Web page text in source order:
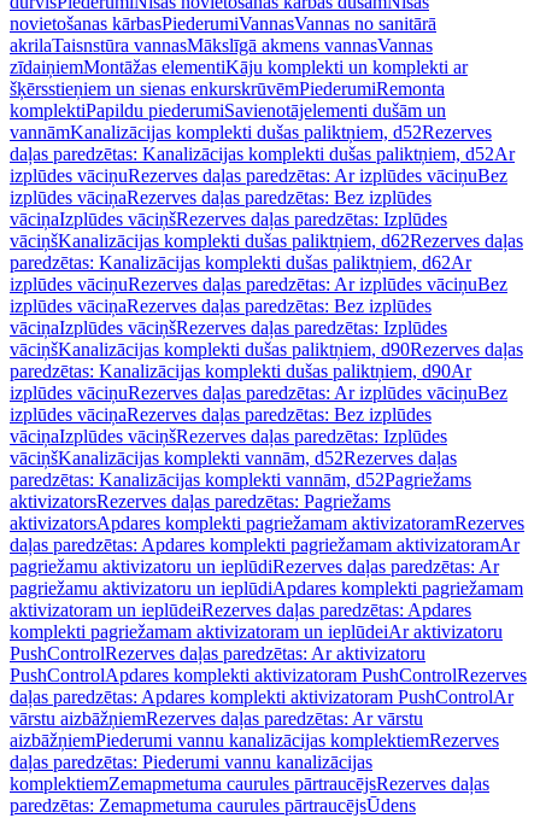
novietošanas kārbasPiederumiVannasVannas no sanitārā
akrilaTaisnstūra vannasMākslīgā akmens vannasVannas
zīdaiņiemMontāžas elementiKāju komplekti un komplekti ar
šķērsstieņiem un sienas enkurskrūvēmPiederumiRemonta
komplektiPapildu piederumiSavienotājelementi dušām un
vannāmKanalizācijas komplekti dušas paliktņiem, d52Rezerves
daļas paredzētas: Kanalizācijas komplekti dušas paliktņiem, d52Ar
izplūdes vāciņuRezerves daļas paredzētas: Ar izplūdes vāciņuBez
izplūdes vāciņaRezerves daļas paredzētas: Bez izplūdes
vāciņaIzplūdes vāciņšRezerves daļas paredzētas: Izplūdes
vāciņšKanalizācijas komplekti dušas paliktņiem, d62Rezerves daļas
paredzētas: Kanalizācijas komplekti dušas paliktņiem, d62Ar
izplūdes vāciņuRezerves daļas paredzētas: Ar izplūdes vāciņuBez
izplūdes vāciņaRezerves daļas paredzētas: Bez izplūdes
vāciņaIzplūdes vāciņšRezerves daļas paredzētas: Izplūdes
vāciņšKanalizācijas komplekti dušas paliktņiem, d90Rezerves daļas
paredzētas: Kanalizācijas komplekti dušas paliktņiem, d90Ar
izplūdes vāciņuRezerves daļas paredzētas: Ar izplūdes vāciņuBez
izplūdes vāciņaRezerves daļas paredzētas: Bez izplūdes
vāciņaIzplūdes vāciņšRezerves daļas paredzētas: Izplūdes
vāciņšKanalizācijas komplekti vannām, d52Rezerves daļas
paredzētas: Kanalizācijas komplekti vannām, d52Pagriežams
aktivizatorsRezerves daļas paredzētas: Pagriežams
aktivizatorsApdares komplekti pagriežamam aktivizatoramRezerves
daļas paredzētas: Apdares komplekti pagriežamam aktivizatoramAr
pagriežamu aktivizatoru un ieplūdiRezerves daļas paredzētas: Ar
pagriežamu aktivizatoru un ieplūdiApdares komplekti pagriežamam
aktivizatoram un ieplūdeiRezerves daļas paredzētas: Apdares
komplekti pagriežamam aktivizatoram un ieplūdeiAr aktivizatoru
PushControlRezerves daļas paredzētas: Ar aktivizatoru
PushControlApdares komplekti aktivizatoram PushControlRezerves
daļas paredzētas: Apdares komplekti aktivizatoram PushControlAr
vārstu aizbāžņiemRezerves daļas paredzētas: Ar vārstu
aizbāžņiemPiederumi vannu kanalizācijas komplektiemRezerves
daļas paredzētas: Piederumi vannu kanalizācijas
komplektiemZemapmetuma caurules pārtraucējsRezerves daļas
paredzētas: Zemapmetuma caurules pārtraucējsŪdens